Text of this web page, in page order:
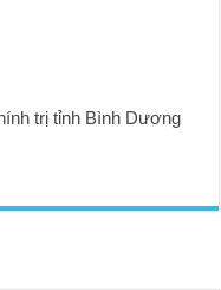
trị tỉnh Bình Dương